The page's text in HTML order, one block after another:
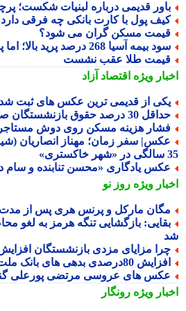
قدیمی درباره لبنیات شکست؛
پول با کارت بانکی چه فرقی دارد؟
مسکن گران می شود؟
بیمه آسیا 268 درصد پرید بالا؛ اما پشت این جهش چه خبر است؟
طلا عقب نشست
ویژهاقتصاد آزاد
از قدیمی ترین عکس های ثبت شده از
30 درصد حقوق بازنشستگان صرف درمان می شود
هزینه مسکن روی دوش مستاجران
سفر زمان؛ مهناز انصاریان
یادگاری «محسن تنابنده و سام
ویژهروز نو
مارکل و پرنس هری پس از مدت ها
بازگشایی تنگه هرمز به لغو
مزایای مزدی بازنشستگان افزایش
80درصدی بدهی های بانک ملت با مدیریت فرشید فرخ نژاد
های عروسی مرتضی پورعلی گنجی
ویژهرونگار